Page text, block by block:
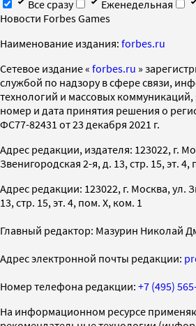
Все сразу
Еженедельная
Новости Forbes Games
Наименование издания: forbes.ru
Cетевое издание « forbes.ru »
службой по надзору в сфере связи,
технологий и массовых
номер и дата принятия решения о
ФС77-82431 от 23 декабря 2021 г.
Адрес редакции, издателя: 123022, г.
Звенигородская 2-я, д. 13, стр. 15, эт. 4,
Адрес редакции: 123022, г. Москва, ул.
13, стр. 15, эт. 4, пом. X, ком. 1
Главный редактор: Мазурин Николай
Адрес электронной почты редакции:
Номер телефона редакции: +7 (495)
На информационном ресурсе